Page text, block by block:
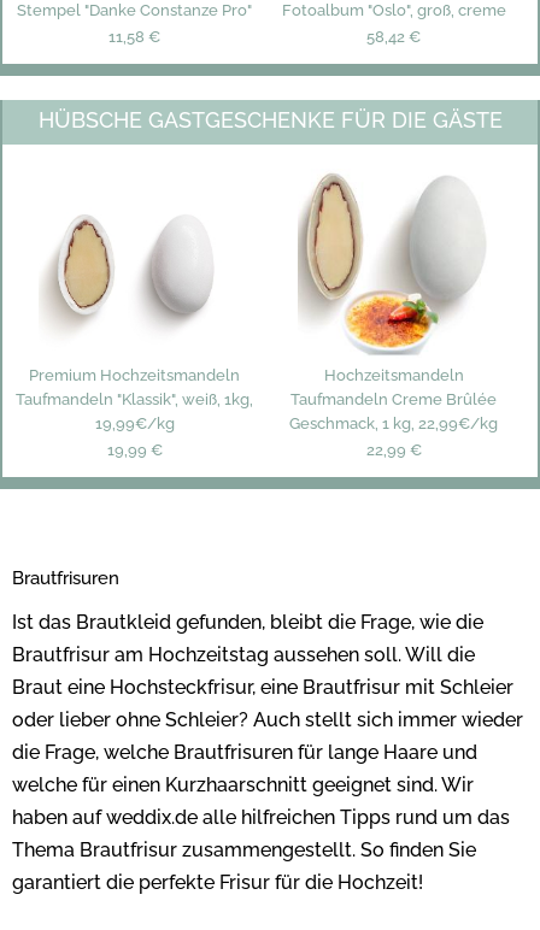
Stempel "Danke Constanze Pro"
11,58 €
Fotoalbum "Oslo", groß, creme
58,42 €
HÜBSCHE GASTGESCHENKE FÜR DIE GÄSTE
Premium Hochzeitsmandeln
Taufmandeln "Klassik", weiß, 1kg,
19,99€/kg
19,99 €
Hochzeitsmandeln
Taufmandeln Creme Brûlée
Geschmack, 1 kg, 22,99€/kg
22,99 €
Brautfrisuren
Ist das Brautkleid gefunden, bleibt die Frage, wie die
Brautfrisur am Hochzeitstag aussehen soll. Will die
Braut eine Hochsteckfrisur, eine Brautfrisur mit Schleier
oder lieber ohne Schleier? Auch stellt sich immer wieder
die Frage, welche Brautfrisuren für lange Haare und
welche für einen Kurzhaarschnitt geeignet sind. Wir
haben auf weddix.de alle hilfreichen Tipps rund um das
Thema Brautfrisur zusammengestellt. So finden Sie
garantiert die perfekte Frisur für die Hochzeit!